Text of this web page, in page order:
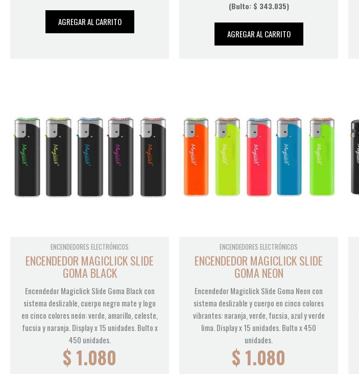
AGREGAR AL CARRITO
(Bulto: $ 343.035)
AGREGAR AL CARRITO
ENCENDEDORES ELECTRÓNICOS
ENCENDEDOR MAGICLICK SLIDE
GOMA BLACK
Encendedor Magiclick Slide Goma Black con
sistema deslizable, cuerpo negro mate y logo
en cinco colores neón: verde, amarillo, celeste,
fucsia y naranja. Display x 15 unidades. Bulto x
450 unidades.
$ 1.080
ENCENDEDORES ELECTRÓNICOS
ENCENDEDOR MAGICLICK SLIDE
GOMA NEON
Encendedor Magiclick Slide Goma Neon con
sistema deslizable y cuerpo en cinco colores
vibrantes: naranja, verde, fucsia, azul y verde
lima. Display x 15 unidades. Bulto x 450
unidades.
$ 1.080